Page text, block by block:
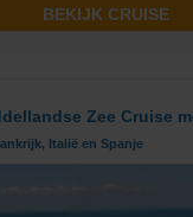
BEKIJK CRUISE
Zee Cruise
Italië en Spanje